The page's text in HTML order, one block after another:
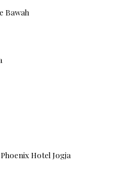
Bawah
Hotel Jogja